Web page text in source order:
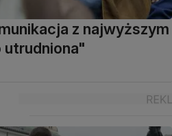
z najwyższym